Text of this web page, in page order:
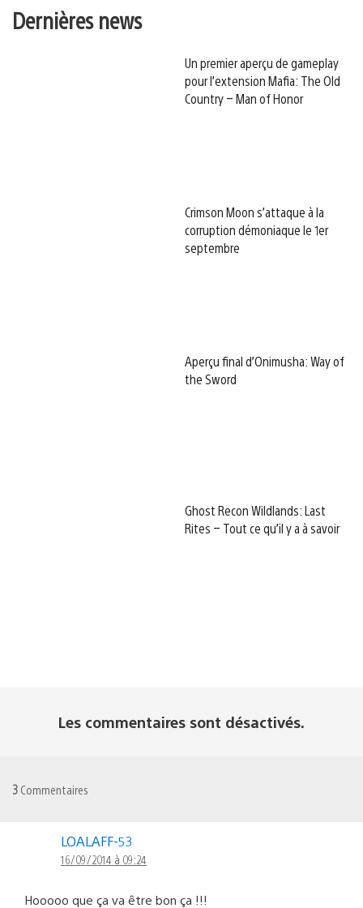
Dernières news
Un premier aperçu de gameplay
pour l’extension Mafia: The Old
Country – Man of Honor
Crimson Moon s’attaque à la
corruption démoniaque le 1er
septembre
Aperçu final d’Onimusha: Way of
the Sword
Ghost Recon Wildlands: Last
Rites – Tout ce qu’il y a à savoir
Les commentaires sont désactivés.
3 Commentaires
LOALAFF-53
16/09/2014 à 09:24
Hooooo que ça va être bon ça !!!